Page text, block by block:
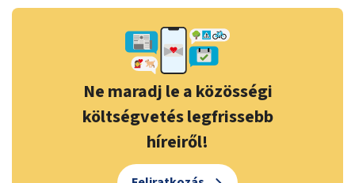
Ne maradj le a közösségi
költségvetés legfrissebb
híreiről!